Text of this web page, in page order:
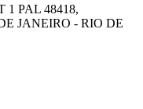
1 PAL 48418,
JANEIRO - RIO DE